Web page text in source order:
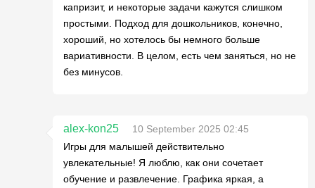
капризит, и некоторые задачи кажутся слишком
простыми. Подход для дошкольников, конечно,
хороший, но хотелось бы немного больше
вариативности. В целом, есть чем заняться, но не
без минусов.
alex-kon25
10 September 2025 02:45
Игры для малышей действительно
увлекательные! Я люблю, как они сочетает
обучение и развлечение. Графика яркая, а